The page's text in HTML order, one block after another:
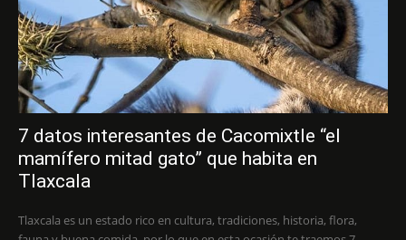
7 datos interesantes de Cacomixtle “el
mamífero mitad gato” que habita en
Tlaxcala
Tlaxcala es un estado rico en cultura, tradiciones, historia, flora,